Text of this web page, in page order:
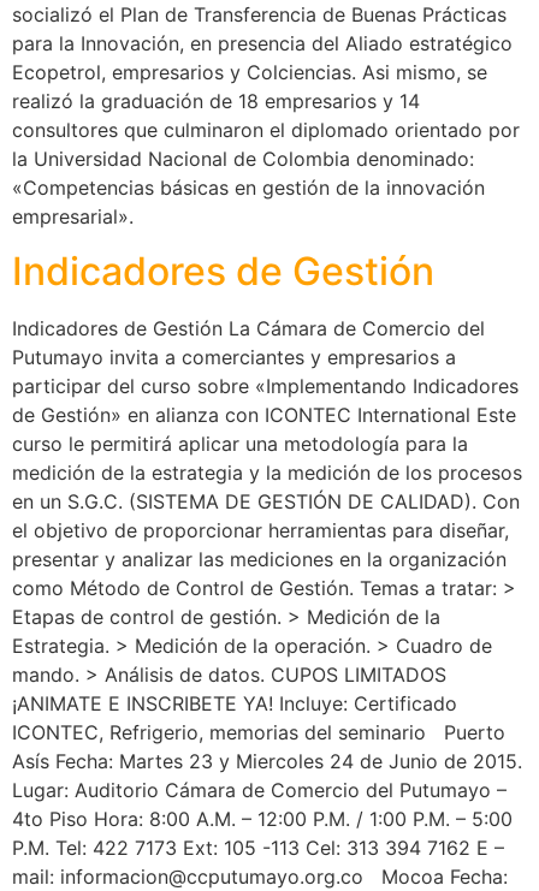
socializó el Plan de Transferencia de Buenas Prácticas
para la Innovación, en presencia del Aliado estratégico
Ecopetrol, empresarios y Colciencias. Asi mismo, se
realizó la graduación de 18 empresarios y 14
consultores que culminaron el diplomado orientado por
la Universidad Nacional de Colombia denominado:
«Competencias básicas en gestión de la innovación
empresarial».
Indicadores de Gestión
Indicadores de Gestión La Cámara de Comercio del
Putumayo invita a comerciantes y empresarios a
participar del curso sobre «Implementando Indicadores
de Gestión» en alianza con ICONTEC International Este
curso le permitirá aplicar una metodología para la
medición de la estrategia y la medición de los procesos
en un S.G.C. (SISTEMA DE GESTIÓN DE CALIDAD). Con
el objetivo de proporcionar herramientas para diseñar,
presentar y analizar las mediciones en la organización
como Método de Control de Gestión. Temas a tratar: >
Etapas de control de gestión. > Medición de la
Estrategia. > Medición de la operación. > Cuadro de
mando. > Análisis de datos. CUPOS LIMITADOS
¡ANIMATE E INSCRIBETE YA! Incluye: Certificado
ICONTEC, Refrigerio, memorias del seminario Puerto
Asís Fecha: Martes 23 y Miercoles 24 de Junio de 2015.
Lugar: Auditorio Cámara de Comercio del Putumayo –
4to Piso Hora: 8:00 A.M. – 12:00 P.M. / 1:00 P.M. – 5:00
P.M. Tel: 422 7173 Ext: 105 -113 Cel: 313 394 7162 E –
mail: informacion@ccputumayo.org.co Mocoa Fecha: